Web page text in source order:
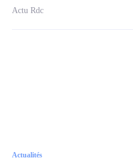
Actu Rdc
Actualités